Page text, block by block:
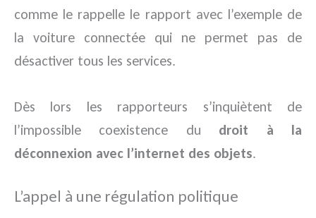
comme le rappelle le rapport avec l’exemple de
la voiture connectée qui ne permet pas de
désactiver tous les services.
Dès lors les rapporteurs s’inquiètent de
l’impossible coexistence du droit à la
déconnexion avec l’internet des objets.
L’appel à une régulation politique